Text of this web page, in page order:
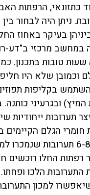
כתזונאי, הרפתות
ניתן היה לבחור בין
בעיקר באחוז
במחשב מרכזי ב"דע-
שעות טובות בתכנון.
וכמובן שלא היו
בקליפות
ובגרעיני
תערובות ייחודיות
חומרי הגלם
המצאתי ותכננתי 6-8 תערובות
רפתות החלו רוכשים
התערובות הלכו
למכון